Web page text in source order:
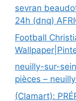
sevran
24h (dnq)
Football
neuilly-sur-
pièces –
(Clamart):